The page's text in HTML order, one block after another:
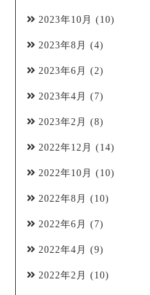
2023年10月 (10)
2023年8月 (4)
2023年6月 (2)
2023年4月 (7)
2023年2月 (8)
2022年12月 (14)
2022年10月 (10)
2022年8月 (10)
2022年6月 (7)
2022年4月 (9)
2022年2月 (10)